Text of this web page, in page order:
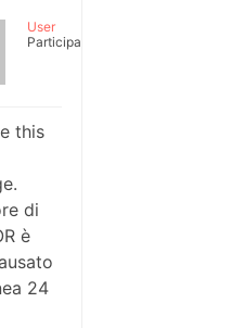
User
Participant
this
di
è
24